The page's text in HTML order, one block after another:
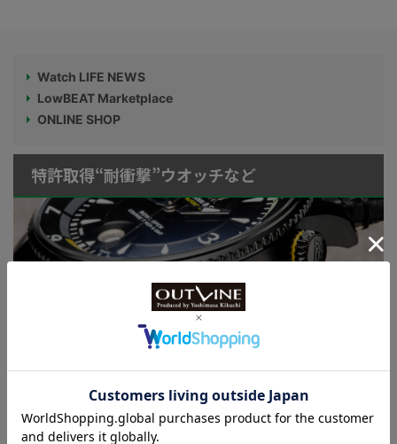
Watch LIFE NEWS
LowBEAT Marketplace
ONLINE SHOP
特許取得“耐衝撃”ウオッチなど
KUOE：総まとめ